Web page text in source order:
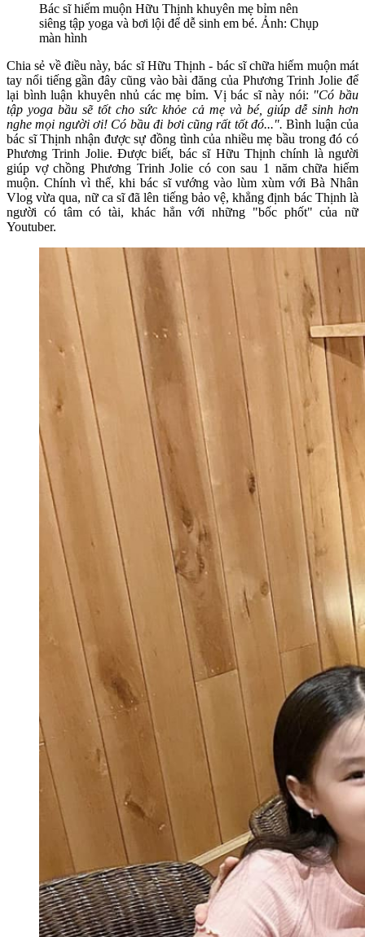
Bác sĩ hiếm muộn Hữu Thịnh khuyên mẹ bỉm nên
siêng tập yoga và bơi lội để dễ sinh em bé. Ảnh: Chụp
màn hình
Chia sẻ về điều này, bác sĩ Hữu Thịnh - bác sĩ chữa hiếm muộn mát
tay nổi tiếng gần đây cũng vào bài đăng của Phương Trinh Jolie để
lại bình luận khuyên nhủ các mẹ bỉm. Vị bác sĩ này nói: "Có bầu
tập yoga bầu sẽ tốt cho sức khỏe cả mẹ và bé, giúp dễ sinh hơn
nghe mọi người ơi! Có bầu đi bơi cũng rất tốt đó...". Bình luận của
bác sĩ Thịnh nhận được sự đồng tình của nhiều mẹ bầu trong đó có
Phương Trinh Jolie. Được biết, bác sĩ Hữu Thịnh chính là người
giúp vợ chồng Phương Trinh Jolie có con sau 1 năm chữa hiếm
muộn. Chính vì thế, khi bác sĩ vướng vào lùm xùm với Bà Nhân
Vlog vừa qua, nữ ca sĩ đã lên tiếng bảo vệ, khẳng định bác Thịnh là
người có tâm có tài, khác hẳn với những "bốc phốt" của nữ
Youtuber.